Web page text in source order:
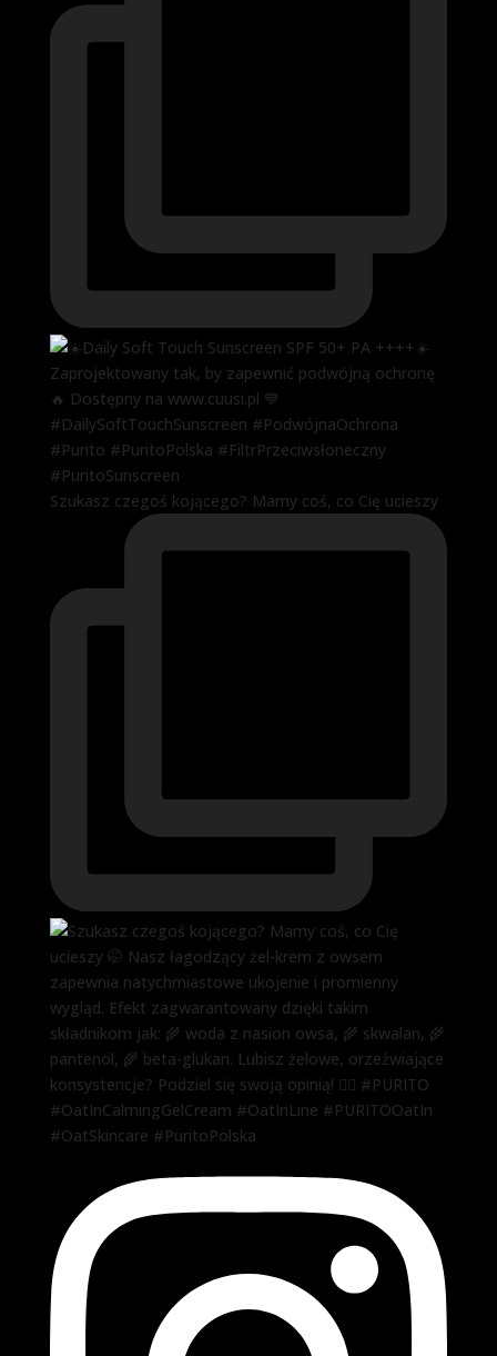
Szukasz czegoś kojącego? Mamy coś, co Cię ucieszy